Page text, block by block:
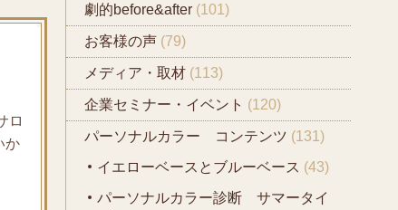
ロ
か
劇的before&after (101)
お客様の声 (79)
メディア・取材 (113)
企業セミナー・イベント (120)
パーソナルカラー コンテンツ (131)
イエローベースとブルーベース (43)
パーソナルカラー診断 サマータイ